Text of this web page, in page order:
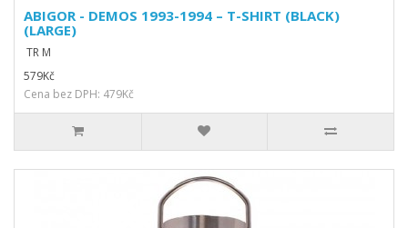
ABIGOR - DEMOS 1993-1994 – T-SHIRT (BLACK)
(LARGE)
TR M
579Kč
Cena bez DPH: 479Kč